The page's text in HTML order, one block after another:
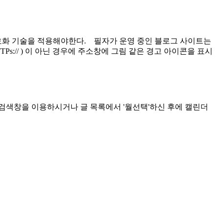
기술을 적용해야한다. 필자가 운영 중인 블로그 사이트는
) 이 아닌 경우에 주소창에 그림 같은 경고 아이콘을 표시
창을 이용하시거나 글 목록에서 '월선택'하신 후에 캘린더